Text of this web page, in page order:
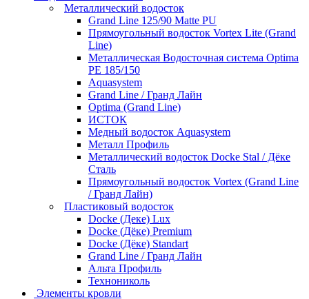
Металлический водосток
Grand Line 125/90 Matte PU
Прямоугольный водосток Vortex Lite (Grand
Line)
Металлическая Водосточная система Optima
PE 185/150
Aquasystem
Grand Line / Гранд Лайн
Optima (Grand Line)
ИСТОК
Медный водосток Aquasystem
Металл Профиль
Металлический водосток Docke Stal / Дёке
Сталь
Прямоугольный водосток Vortex (Grand Line
/ Гранд Лайн)
Пластиковый водосток
Docke (Деке) Lux
Docke (Дёке) Premium
Docke (Дёке) Standart
Grand Line / Гранд Лайн
Альта Профиль
Технониколь
Элементы кровли